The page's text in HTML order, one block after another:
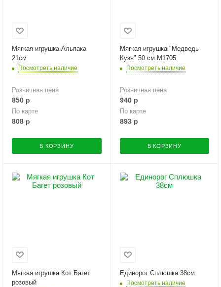
Мягкая игрушка Альпака
21см
Посмотреть наличие
Розничная цена
850 р
По карте
808 р
В КОРЗИНУ
Мягкая игрушка "Медведь
Кузя" 50 см M1705
Посмотреть наличие
Розничная цена
940р
По карте
893р
В КОРЗИНУ
Мягкая игрушка Кот Багет
розовый
Единорог Сплюшка 38см
Посмотреть наличие